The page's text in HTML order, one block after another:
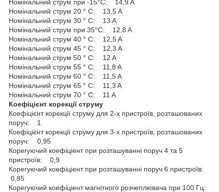
Номінальний струм при -15°C: 14,9 A
Номінальний струм 20 ° C: 13,5 A
Номінальний струм 30 ° C: 13 A
Номінальний струм при 35°C: 12,8 A
Номінальний струм 40 ° C: 12,5 A
Номінальний струм 45 ° C: 12,3 A
Номінальний струм 50 ° C: 12 A
Номінальний струм 55 ° C: 11,8 A
Номінальний струм 60 ° C: 11,5 A
Номінальний струм 65 ° C: 11,3 A
Номінальний струм 70 ° C: 11 A
Коефіцієнт корекції струму
Коефіцієнт корекції струму для 2-х пристроїв, розташованих
поруч: 1
Коефіцієнт корекції струму для 3-х пристроїв, розташованих
поруч: 0,95
Корегуючий коефіціент при розташуванні поруч 4 та 5
пристроїв: 0,9
Корегуючий коефіціент при розташуванні поруч 6 пристроїв:
0,85
Корегуючий коефіціент магнітного розчеплювача при 100 Гц: